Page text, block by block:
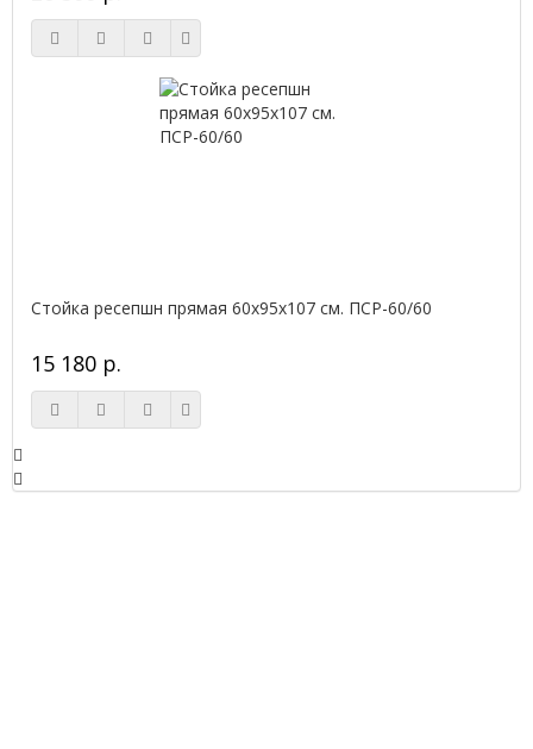
Стойка ресепшн прямая 60х95х107 см. ПСР-60/60
15 180 р.